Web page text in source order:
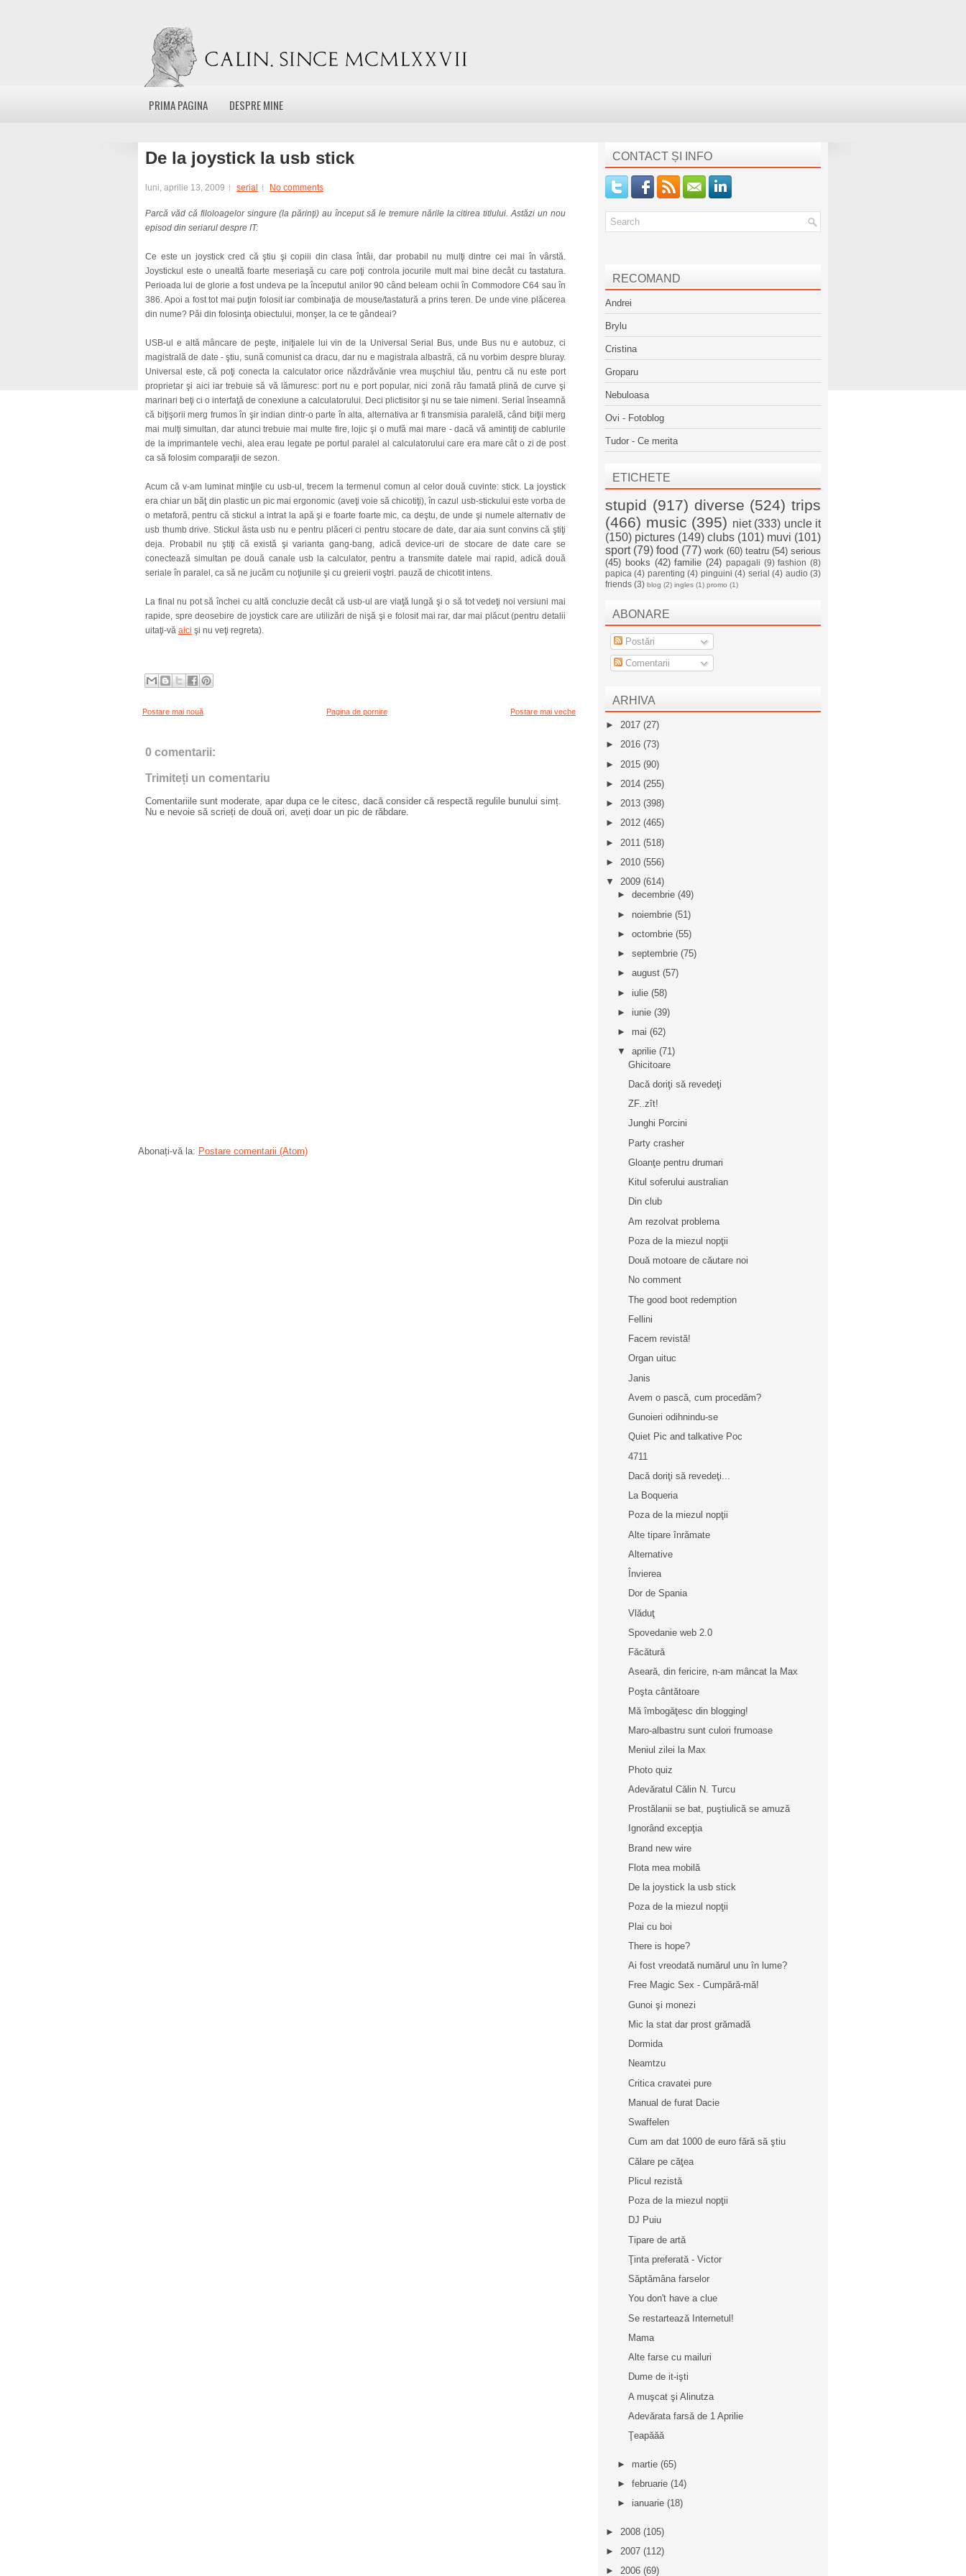
PRIMA PAGINA DESPRE MINE
De la joystick la usb stick
luni, aprilie 13, 2009 serial No comments
Parcă văd că filoloagelor singure (la părinţi) au început să le tremure nările la citirea titlului. Astăzi un nou
episod din seriarul despre IT:
Ce este un joystick cred că ştiu şi copiii din clasa întâi, dar probabil nu mulţi dintre cei mai în vârstă.
Joystickul este o unealtă foarte meseriaşă cu care poţi controla jocurile mult mai bine decât cu tastatura.
Perioada lui de glorie a fost undeva pe la începutul anilor 90 când beleam ochii în Commodore C64 sau în
386. Apoi a fost tot mai puţin folosit iar combinaţia de mouse/tastatură a prins teren. De unde vine plăcerea
din nume? Păi din folosinţa obiectului, monşer, la ce te gândeai?
USB-ul e altă mâncare de peşte, iniţialele lui vin de la Universal Serial Bus, unde Bus nu e autobuz, ci
magistrală de date - ştiu, sună comunist ca dracu, dar nu e magistrala albastră, că nu vorbim despre bluray.
Universal este, că poţi conecta la calculator orice năzdrăvănie vrea muşchiul tău, pentru că nu este port
proprietar şi aici iar trebuie să vă lămuresc: port nu e port popular, nici zonă rău famată plină de curve şi
marinari beţi ci o interfaţă de conexiune a calculatorului. Deci plictisitor şi nu se taie nimeni. Serial înseamnă
că biţişorii merg frumos în şir indian dintr-o parte în alta, alternativa ar fi transmisia paralelă, când biţii merg
mai mulţi simultan, dar atunci trebuie mai multe fire, lojic şi o mufă mai mare - dacă vă amintiţi de cablurile
de la imprimantele vechi, alea erau legate pe portul paralel al calculatorului care era mare cât o zi de post
ca să folosim comparaţii de sezon.
Acum că v-am luminat minţile cu usb-ul, trecem la termenul comun al celor două cuvinte: stick. La joystick
era chiar un băţ din plastic un pic mai ergonomic (aveţi voie să chicotiţi), în cazul usb-stickului este vorba de
o metaforă, pentru că stickul a intrat la apă şi e foarte foarte mic, ca deştu, de unde şi numele alternativ de
usb thumb drive. Stickul ăsta usb nu e pentru plăceri ci pentru stocare de date, dar aia sunt convins că ştiţi
deja. Probabil nu ştiţi că există şi varianta gang-bang, adică device-uri de stocare de date care se
conectează simultan pe două canale usb la calculator, pentru a transmite datele mai rapid, adică două
seriale în paralel, ca să ne jucăm cu noţiunile şi cu greierii voştri. pauză de chicotit intens.
La final nu pot să închei cu altă concluzie decât că usb-ul are viaţă lungă şi o să tot vedeţi noi versiuni mai
rapide, spre deosebire de joystick care are utilizări de nişă şi e folosit mai rar, dar mai plăcut (pentru detalii
uitaţi-vă aici şi nu veţi regreta).
Postare mai nouă Postare mai veche
Pagina de pornire
0 comentarii:
Trimiteți un comentariu
Comentariile sunt moderate, apar dupa ce le citesc, dacă consider că respectă regulile bunului simț.
Nu e nevoie să scrieți de două ori, aveți doar un pic de răbdare.
Abonați-vă la: Postare comentarii (Atom)
CONTACT ȘI INFO
RECOMAND
Andrei
Brylu
Cristina
Groparu
Nebuloasa
Ovi - Fotoblog
Tudor - Ce merita
ETICHETE
stupid (917) diverse (524) trips
(466) music (395) niet (333) uncle it
(150) pictures (149) clubs (101) muvi (101)
sport (79) food (77) work (60) teatru (54) serious
(45) books (42) familie (24) papagali (9) fashion (8)
papica (4) parenting (4) pinguini (4) serial (4) audio (3)
friends (3) blog (2) ingles (1) promo (1)
ABONARE
Postări
Comentarii
ARHIVA
► 2017 (27)
► 2016 (73)
► 2015 (90)
► 2014 (255)
► 2013 (398)
► 2012 (465)
► 2011 (518)
► 2010 (556)
▼ 2009 (614)
► decembrie (49)
► noiembrie (51)
► octombrie (55)
► septembrie (75)
► august (57)
► iulie (58)
► iunie (39)
► mai (62)
▼ aprilie (71)
Ghicitoare
Dacă doriţi să revedeţi
ZF..zît!
Junghi Porcini
Party crasher
Gloanţe pentru drumari
Kitul soferului australian
Din club
Am rezolvat problema
Poza de la miezul nopţii
Două motoare de căutare noi
No comment
The good boot redemption
Fellini
Facem revistă!
Organ uituc
Janis
Avem o pască, cum procedăm?
Gunoieri odihnindu-se
Quiet Pic and talkative Poc
4711
Dacă doriţi să revedeţi...
La Boqueria
Poza de la miezul nopţii
Alte tipare înrămate
Alternative
Învierea
Dor de Spania
Vlăduţ
Spovedanie web 2.0
Făcătură
Aseară, din fericire, n-am mâncat la Max
Poşta cântătoare
Mă îmbogăţesc din blogging!
Maro-albastru sunt culori frumoase
Meniul zilei la Max
Photo quiz
Adevăratul Călin N. Turcu
Prostălanii se bat, puştiulică se amuză
Ignorând excepţia
Brand new wire
Flota mea mobilă
De la joystick la usb stick
Poza de la miezul nopţii
Plai cu boi
There is hope?
Ai fost vreodată numărul unu în lume?
Free Magic Sex - Cumpără-mă!
Gunoi şi monezi
Mic la stat dar prost grămadă
Dormida
Neamtzu
Critica cravatei pure
Manual de furat Dacie
Swaffelen
Cum am dat 1000 de euro fără să ştiu
Călare pe căţea
Plicul rezistă
Poza de la miezul nopţii
DJ Puiu
Tipare de artă
Ţinta preferată - Victor
Săptămâna farselor
You don't have a clue
Se restartează Internetul!
Mama
Alte farse cu mailuri
Dume de it-işti
A muşcat şi Alinutza
Adevărata farsă de 1 Aprilie
Ţeapăăă
► martie (65)
► februarie (14)
► ianuarie (18)
► 2008 (105)
► 2007 (112)
► 2006 (69)